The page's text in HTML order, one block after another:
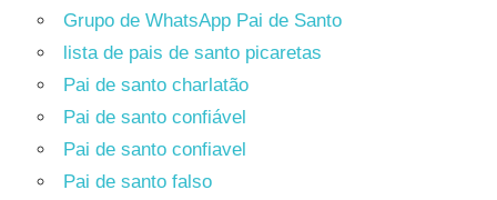
Grupo de WhatsApp Pai de Santo
lista de pais de santo picaretas
Pai de santo charlatão
Pai de santo confiável
Pai de santo confiavel
Pai de santo falso